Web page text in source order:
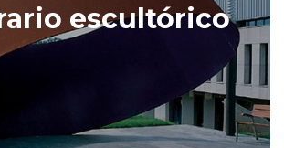
escultórico